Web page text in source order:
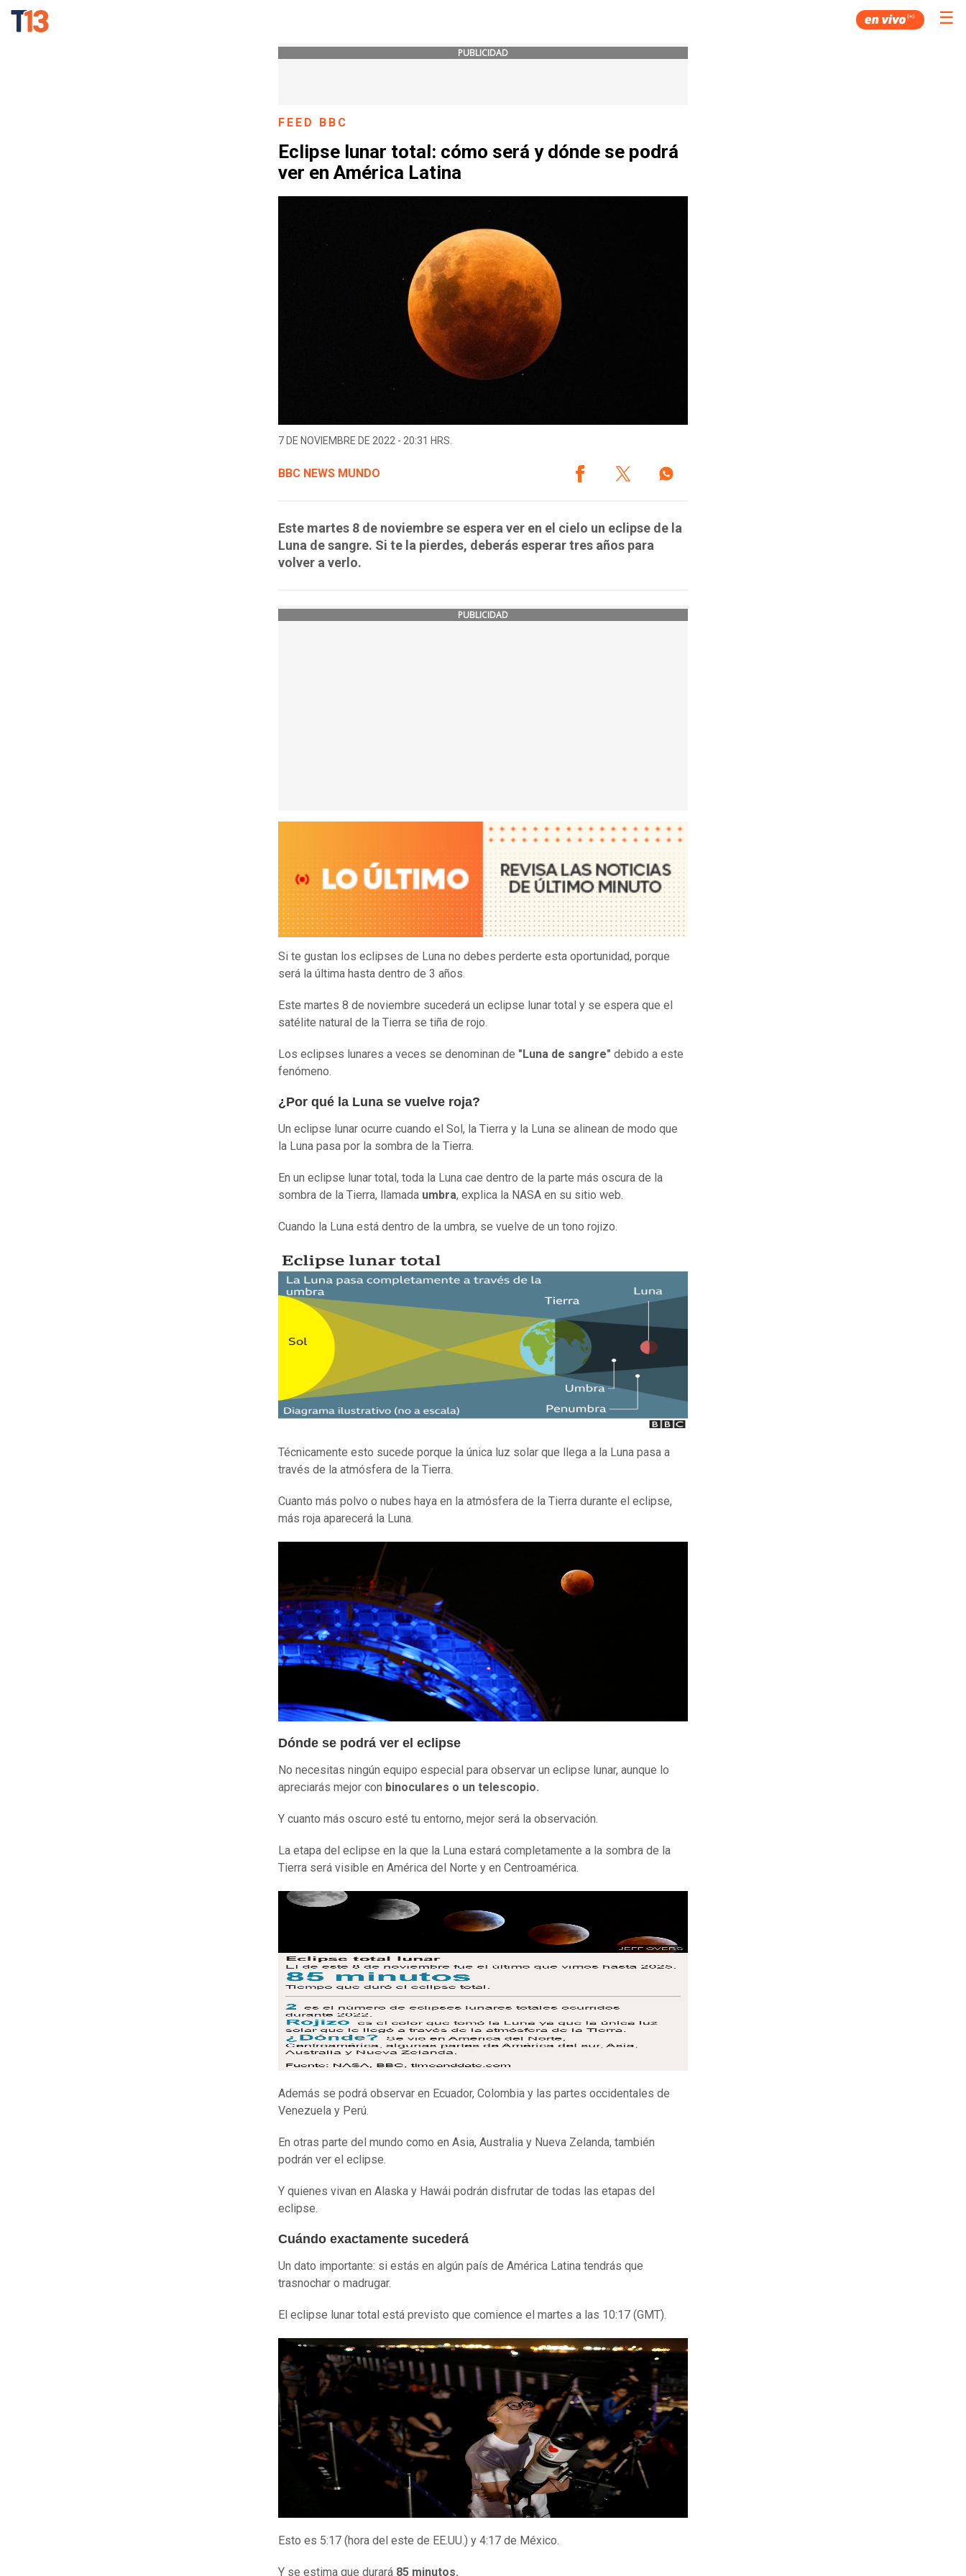
☰
PUBLICIDAD
FEED BBC
Eclipse lunar total: cómo será y dónde se podrá
ver en América Latina
7 DE NOVIEMBRE DE 2022 - 20:31 HRS.
BBC NEWS MUNDO
Este martes 8 de noviembre se espera ver en el cielo un eclipse de la
Luna de sangre. Si te la pierdes, deberás esperar tres años para
volver a verlo.
PUBLICIDAD
Si te gustan los eclipses de Luna no debes perderte esta oportunidad, porque
será la última hasta dentro de 3 años.
Este martes 8 de noviembre sucederá un eclipse lunar total y se espera que el
satélite natural de la Tierra se tiña de rojo.
Los eclipses lunares a veces se denominan de "Luna de sangre" debido a este
fenómeno.
¿Por qué la Luna se vuelve roja?
Un eclipse lunar ocurre cuando el Sol, la Tierra y la Luna se alinean de modo que
la Luna pasa por la sombra de la Tierra.
En un eclipse lunar total, toda la Luna cae dentro de la parte más oscura de la
sombra de la Tierra, llamada umbra, explica la NASA en su sitio web.
Cuando la Luna está dentro de la umbra, se vuelve de un tono rojizo.
Técnicamente esto sucede porque la única luz solar que llega a la Luna pasa a
través de la atmósfera de la Tierra.
Cuanto más polvo o nubes haya en la atmósfera de la Tierra durante el eclipse,
más roja aparecerá la Luna.
Dónde se podrá ver el eclipse
No necesitas ningún equipo especial para observar un eclipse lunar, aunque lo
apreciarás mejor con binoculares o un telescopio.
Y cuanto más oscuro esté tu entorno, mejor será la observación.
La etapa del eclipse en la que la Luna estará completamente a la sombra de la
Tierra será visible en América del Norte y en Centroamérica.
Además se podrá observar en Ecuador, Colombia y las partes occidentales de
Venezuela y Perú.
En otras parte del mundo como en Asia, Australia y Nueva Zelanda, también
podrán ver el eclipse.
Y quienes vivan en Alaska y Hawái podrán disfrutar de todas las etapas del
eclipse.
Cuándo exactamente sucederá
Un dato importante: si estás en algún país de América Latina tendrás que
trasnochar o madrugar.
El eclipse lunar total está previsto que comience el martes a las 10:17 (GMT).
Esto es 5:17 (hora del este de EE.UU.) y 4:17 de México.
Y se estima que durará 85 minutos.